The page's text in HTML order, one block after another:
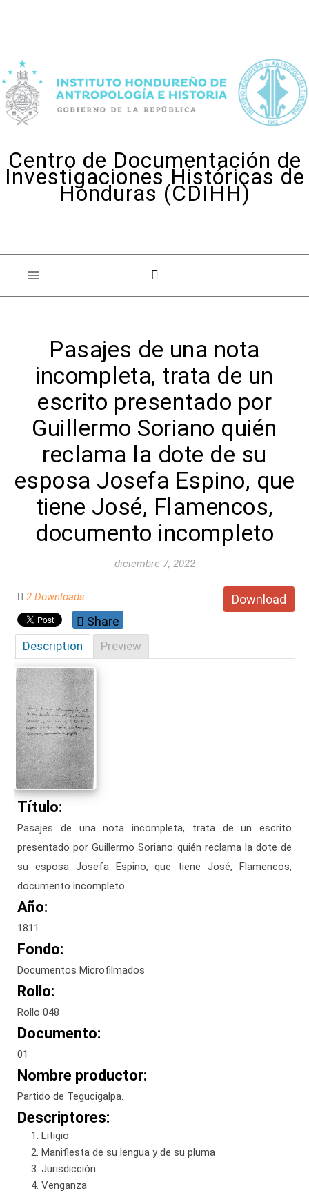
Centro de Documentación de
Investigaciones Históricas de
Honduras (CDIHH)
Pasajes de una nota
incompleta, trata de un
escrito presentado por
Guillermo Soriano quién
reclama la dote de su
esposa Josefa Espino, que
tiene José, Flamencos,
documento incompleto
diciembre 7, 2022
Download
2 Downloads
Share
Description Preview
Título:
Pasajes de una nota incompleta, trata de un escrito
presentado por Guillermo Soriano quién reclama la dote de
su esposa Josefa Espino, que tiene José, Flamencos,
documento incompleto.
Año:
1811
Fondo:
Documentos Microfilmados
Rollo:
Rollo 048
Documento:
01
Nombre productor:
Partido de Tegucigalpa.
Descriptores:
Litigio
Manifiesta de su lengua y de su pluma
Jurisdicción
Venganza